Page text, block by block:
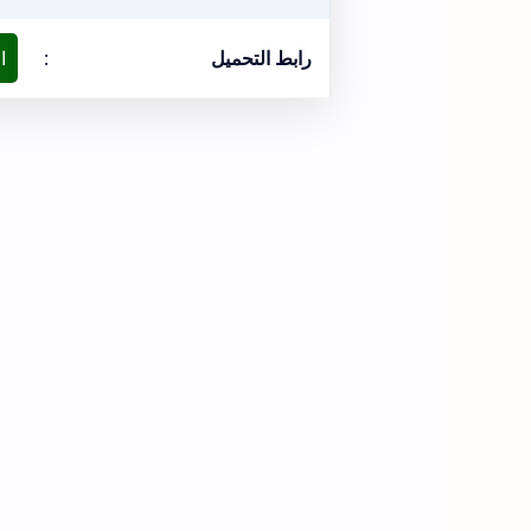
رابط التحميل :